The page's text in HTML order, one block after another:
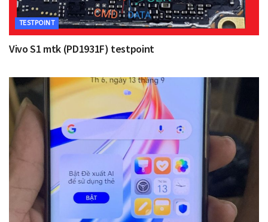
TESTPOINT
Vivo S1 mtk (PD1931F) testpoint